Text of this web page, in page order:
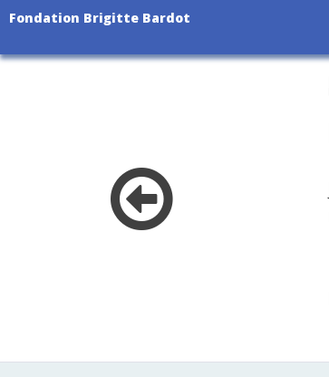
Fondation Brigitte Bardot